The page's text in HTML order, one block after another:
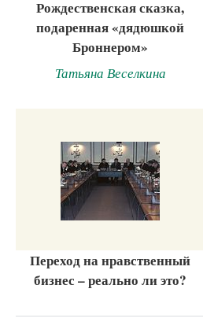
Рождественская сказка,
подаренная «дядюшкой
Броннером»
Татьяна Веселкина
Переход на нравственный
бизнес – реально ли это?